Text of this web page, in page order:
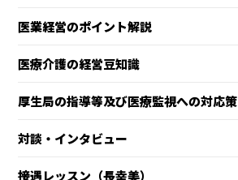
医業経営のポイント解説
医療介護の経営豆知識
厚生局の指導等及び医療監視への対応策
対談・インタビュー
接遇レッスン（長幸美）